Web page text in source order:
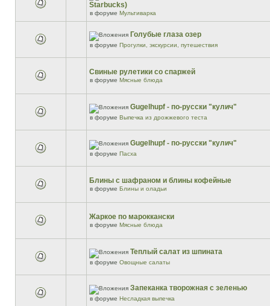
Starbucks)
в форуме Мультиварка
Голубые глаза озер
в форуме Прогулки, экскурсии, путешествия
Свиные рулетики со спаржей
в форуме Мясные блюда
Gugelhupf - по-русски "кулич"
в форуме Выпечка из дрожжевого теста
Gugelhupf - по-русски "кулич"
в форуме Пасха
Блины с шафраном и блины кофейные
в форуме Блины и оладьи
Жаркое по мароккански
в форуме Мясные блюда
Теплый салат из шпината
в форуме Овощные салаты
Запеканка творожная с зеленью
в форуме Несладкая выпечка